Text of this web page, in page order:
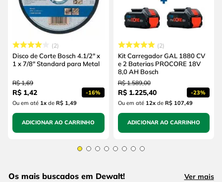
2
Disco de Corte Bosch 4.1/2" x
1 x 7/8" Standard para Metal
R$ 1,69
R$ 1,42 -16%
Ou em até 1x de R$ 1,49
ADICIONAR AO CARRINHO
2
Kit Carregador GAL 1880 CV
e 2 Baterias PROCORE 18V
8,0 AH Bosch
R$ 1.589,00
R$ 1.225,40 -23%
Ou em até 12xde R$ 107,49
ADICIONAR AO CARRINHO
Os mais buscados em Dewalt! Ver mais